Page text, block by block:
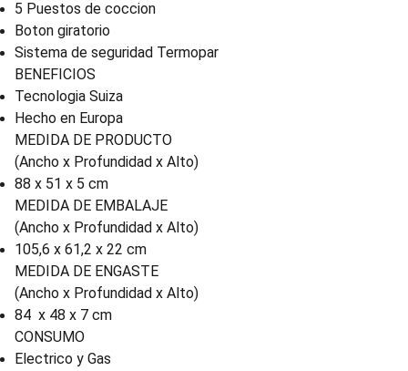
5 Puestos de coccion
Boton giratorio
Sistema de seguridad Termopar
BENEFICIOS
Tecnologia Suiza
Hecho en Europa
MEDIDA DE PRODUCTO
(Ancho x Profundidad x Alto)
88 x 51 x 5 cm
MEDIDA DE EMBALAJE
(Ancho x Profundidad x Alto)
105,6 x 61,2 x 22 cm
MEDIDA DE ENGASTE
(Ancho x Profundidad x Alto)
84 x 48 x 7 cm
CONSUMO
Electrico y Gas